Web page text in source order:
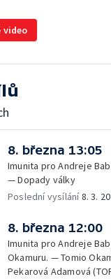
video
8. března 13:05
Imunita pro Andreje
— Dopady války
Poslední vysílání8. 3.
8. března 12:00
Imunita pro Andreje
Okamuru. — Tomio
Pekarová Adamová